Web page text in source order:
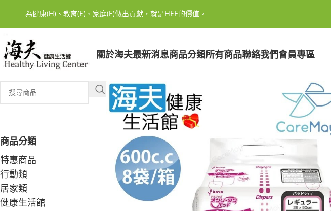
健康(H)、教育(E)、家庭(F)做出貢獻，就是HEF的價值。
關於海夫最新消息商品分類所有商品聯絡我們會員專區
商品分類
特惠商品
行動類
居家類
健康生活館